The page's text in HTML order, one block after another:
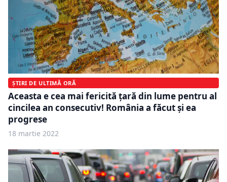
ȘTIRI DE ULTIMĂ ORĂ
Aceasta e cea mai fericită țară din lume pentru al
cincilea an consecutiv! România a făcut și ea
progrese
18 martie 2022